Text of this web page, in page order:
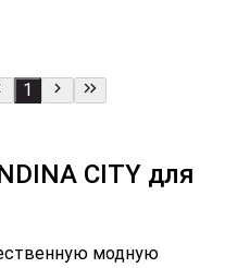
1
CITY для
модную